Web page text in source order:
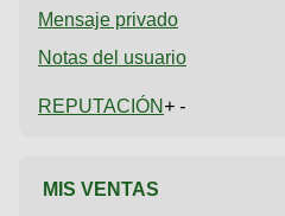
Mensaje privado
Notas del usuario
REPUTACIÓN + -
MIS VENTAS